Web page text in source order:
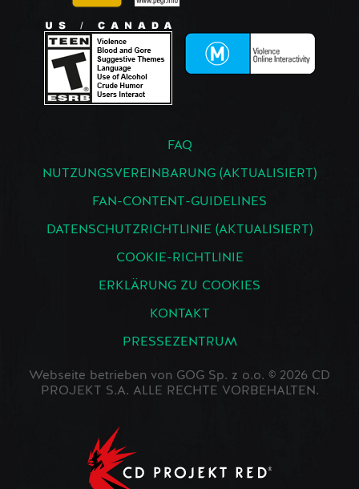
FAQ
NUTZUNGSVEREINBARUNG (AKTUALISIERT)
FAN-CONTENT-GUIDELINES
DATENSCHUTZRICHTLINIE (AKTUALISIERT)
COOKIE-RICHTLINIE
ERKLÄRUNG ZU COOKIES
KONTAKT
PRESSEZENTRUM
Webseite betrieben von GOG Sp. z o.o. © 2026 CD
PROJEKT S.A. ALLE RECHTE VORBEHALTEN.